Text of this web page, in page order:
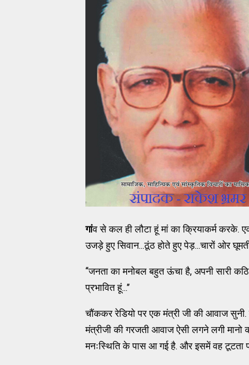
गांव से कल ही लौटा हूं मां का क्रियाकर्म करके.
उजड़े हुए सिवान...ठूंठ होते हुए पेड़...चारों ओर
‘‘जनता का मनोबल बहुत ऊंचा है, अपनी सारी
प्रभावित हूं...’’
चौंककर रेडियो पर एक मंत्री जी की आवाज
मंत्रीजी की गरजती आवाज ऐसी लगने लगी मानो
मनःस्थिति के पास आ गई है. और इसमें वह टूटता